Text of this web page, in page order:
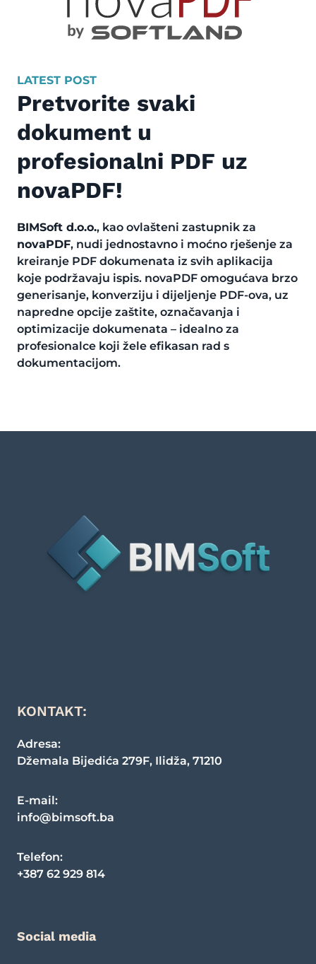
LATEST POST
Pretvorite svaki
dokument u
profesionalni PDF uz
novaPDF!
BIMSoft d.o.o., kao ovlašteni zastupnik za
novaPDF, nudi jednostavno i moćno rješenje za
kreiranje PDF dokumenata iz svih aplikacija
koje podržavaju ispis. novaPDF omogućava brzo
generisanje, konverziju i dijeljenje PDF-ova, uz
napredne opcije zaštite, označavanja i
optimizacije dokumenata – idealno za
profesionalce koji žele efikasan rad s
dokumentacijom.
KONTAKT:
Adresa:
Džemala Bijedića 279F, Ilidža, 71210
E-mail:
info@bimsoft.ba
Telefon:
+387 62 929 814
Social media